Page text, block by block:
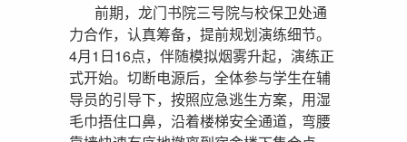
前期，龙门书院三号院与校保卫处通
力合作，认真筹备，提前规划演练细节。
4月1日16点，伴随模拟烟雾升起，演练正
式开始。切断电源后，全体参与学生在辅
导员的引导下，按照应急逃生方案，用湿
毛巾捂住口鼻，沿着楼梯安全通道，弯腰